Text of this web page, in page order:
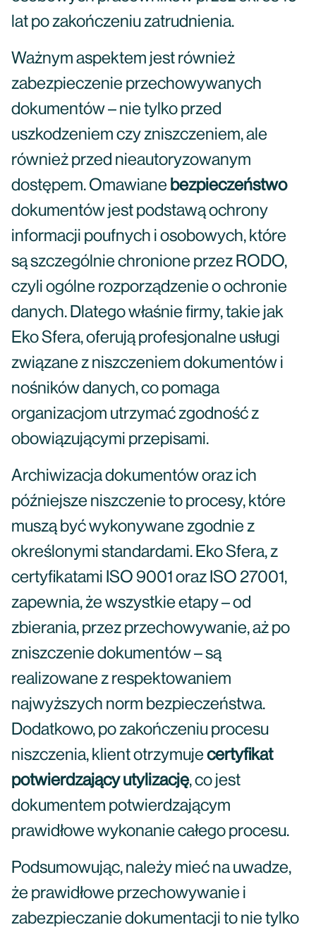
lat po zakończeniu zatrudnienia.
Ważnym aspektem jest również
zabezpieczenie przechowywanych
dokumentów – nie tylko przed
uszkodzeniem czy zniszczeniem, ale
również przed nieautoryzowanym
dostępem. Omawiane bezpieczeństwo
dokumentów jest podstawą ochrony
informacji poufnych i osobowych, które
są szczególnie chronione przez RODO,
czyli ogólne rozporządzenie o ochronie
danych. Dlatego właśnie firmy, takie jak
Eko Sfera, oferują profesjonalne usługi
związane z niszczeniem dokumentów i
nośników danych, co pomaga
organizacjom utrzymać zgodność z
obowiązującymi przepisami.
Archiwizacja dokumentów oraz ich
późniejsze niszczenie to procesy, które
muszą być wykonywane zgodnie z
określonymi standardami. Eko Sfera, z
certyfikatami ISO 9001 oraz ISO 27001,
zapewnia, że wszystkie etapy – od
zbierania, przez przechowywanie, aż po
zniszczenie dokumentów – są
realizowane z respektowaniem
najwyższych norm bezpieczeństwa.
Dodatkowo, po zakończeniu procesu
niszczenia, klient otrzymujecertyfikat
potwierdzający utylizację, co jest
dokumentem potwierdzającym
prawidłowe wykonanie całego procesu.
Podsumowując, należy mieć na uwadze,
że prawidłowe przechowywanie i
zabezpieczanie dokumentacji to nie tylko